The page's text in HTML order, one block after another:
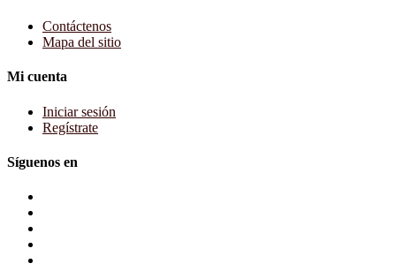
Contáctenos
Mapa del sitio
Mi cuenta
Iniciar sesión
Regístrate
Síguenos en